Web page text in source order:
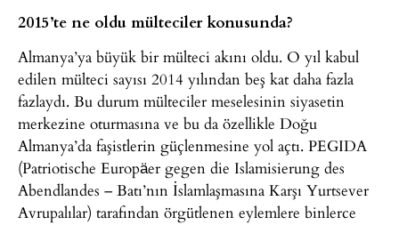
2015’te ne oldu mülteciler konusunda?
Almanya’ya büyük bir mülteci akını oldu. O yıl kabul
edilen mülteci sayısı 2014 yılından beş kat daha fazla
fazlaydı. Bu durum mülteciler meselesinin siyasetin
merkezine oturmasına ve bu da özellikle Doğu
Almanya’da faşistlerin güçlenmesine yol açtı. PEGIDA
(Patriotische Europäer gegen die Islamisierung des
Abendlandes – Batı’nın İslamlaşmasına Karşı Yurtsever
Avrupalılar) tarafından örgütlenen eylemlere binlerce